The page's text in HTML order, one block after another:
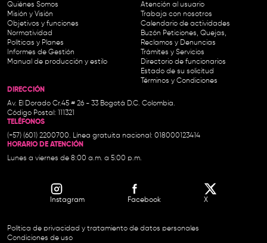
Quiénes Somos
Misión y Visión
Objetivos y funciones
Normatividad
Políticas y Planes
Informes de Gestión
Manual de producción y estilo
Atención al usuario
Trabaja con nosotros
Calendario de actividades
Buzón Peticiones, Quejas,
Reclamos y Denuncias
Trámites y Servicios
Directorio de funcionarios
Estado de su solicitud
Términos y Condiciones
DIRECCIÓN
Av. El Dorado Cr.45 # 26 - 33 Bogotá D.C. Colombia.
Código Postal: 111321
TELÉFONOS
(+57) (601) 2200700. Línea gratuita nacional: 018000123414
HORARIO DE ATENCIÓN
Lunes a viernes de 8:00 a.m. a 5:00 p.m.
Instagram Facebook X
Política de privacidad y tratamiento de datos personales
Condiciones de uso